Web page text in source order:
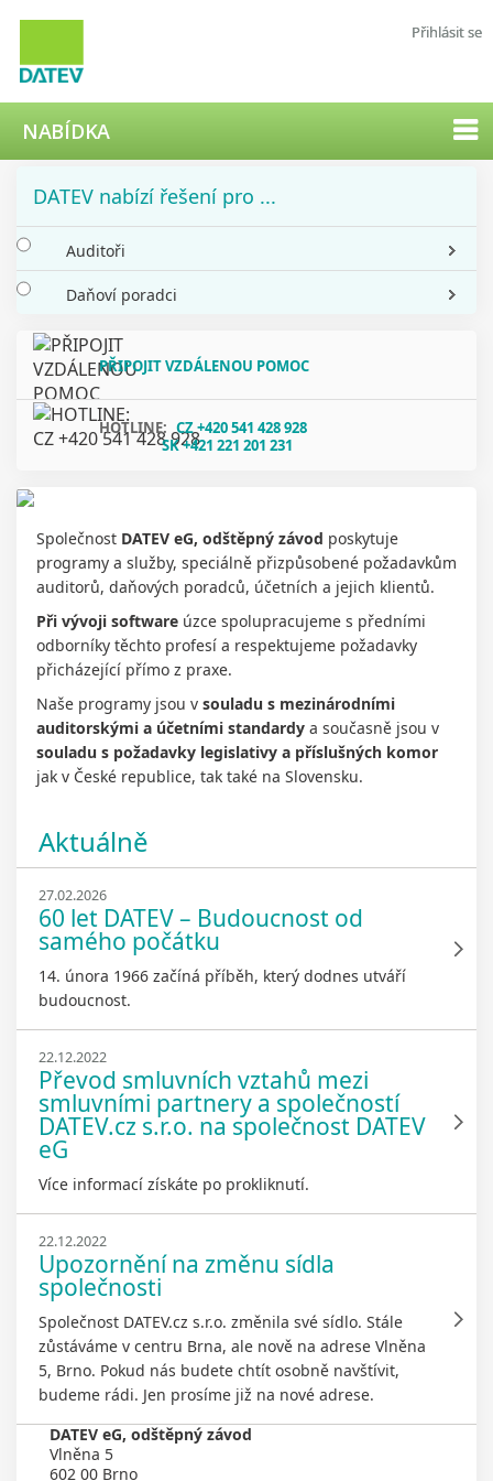
Přihlásit se
NABÍDKA
DATEV nabízí řešení pro ...
Auditoři
Daňoví poradci
PŘIPOJIT VZDÁLENOU POMOC
HOTLINE: CZ +420 541 428 928
SK +421 221 201 231
Společnost DATEV eG, odštěpný závod poskytuje
programy a služby, speciálně přizpůsobené požadavkům
auditorů, daňových poradců, účetních a jejich klientů.
Při vývoji software úzce spolupracujeme s předními
odborníky těchto profesí a respektujeme požadavky
přicházející přímo z praxe.
Naše programy jsou v souladu s mezinárodními
auditorskými a účetními standardy a současně jsou v
souladu s požadavky legislativy a příslušných komor
jak v České republice, tak také na Slovensku.
Aktuálně
27.02.2026
60 let DATEV – Budoucnost od
samého počátku
14. února 1966 začíná příběh, který dodnes utváří
budoucnost.
22.12.2022
Převod smluvních vztahů mezi
smluvními partnery a společností
DATEV.cz s.r.o. na společnost DATEV
eG
Více informací získáte po prokliknutí.
22.12.2022
Upozornění na změnu sídla
společnosti
Společnost DATEV.cz s.r.o. změnila své sídlo. Stále
zůstáváme v centru Brna, ale nově na adrese Vlněna
5, Brno. Pokud nás budete chtít osobně navštívit,
budeme rádi. Jen prosíme již na nové adrese.
DATEV eG, odštěpný závod
Vlněna 5
602 00 Brno